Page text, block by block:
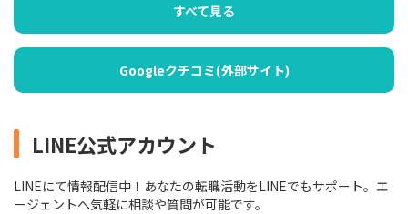
すべて見る
Googleクチコミ(外部サイト)
LINE公式アカウント
LINEにて情報配信中！あなたの転職活動をLINEでもサポート。エ
ージェントへ気軽に相談や質問が可能です。